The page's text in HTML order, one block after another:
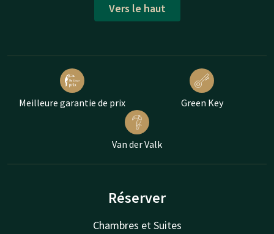
Vers le haut
Meilleure garantie de prix Green Key
Van der Valk
Réserver
Chambres et Suites